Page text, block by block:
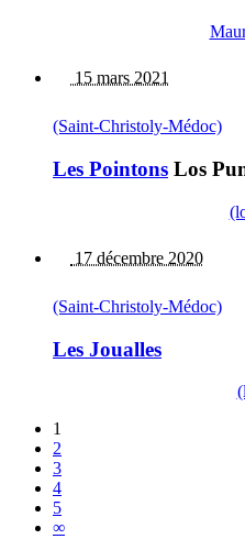
15 mars 2021
(Saint-Christoly-Médoc)
Les Pointons Los
17 décembre 2020
(Saint-Christoly-Médoc)
Les Joualles
1
2
3
4
5
∞